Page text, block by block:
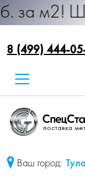
8 (499) 444-
Ваш город: Тула